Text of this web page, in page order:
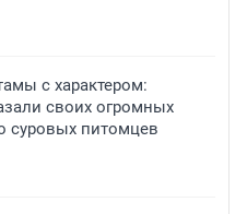
с характером:
своих огромных
суровых питомцев